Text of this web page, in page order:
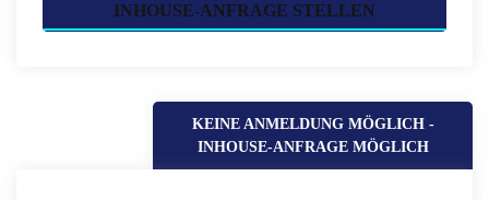
INHOUSE-ANFRAGE STELLEN
KEINE ANMELDUNG MÖGLICH -
INHOUSE-ANFRAGE MÖGLICH